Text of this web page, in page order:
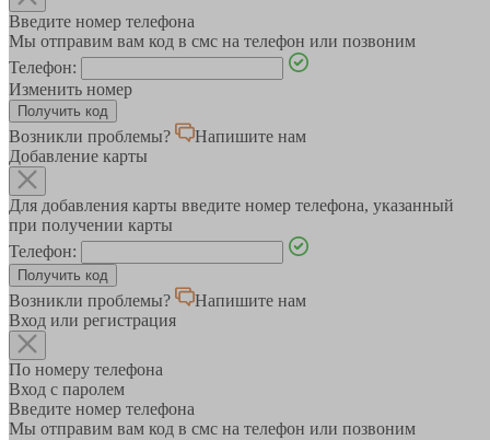
Введите номер телефона
Мы отправим вам код в смс на телефон или позвоним
Телефон:
Изменить номер
Возникли проблемы?
Напишите нам
Добавление карты
Для добавления карты введите номер телефона, указанный
при получении карты
Телефон:
Возникли проблемы?
Напишите нам
Вход или регистрация
По номеру телефона
Вход с паролем
Введите номер телефона
Мы отправим вам код в смс на телефон или позвоним